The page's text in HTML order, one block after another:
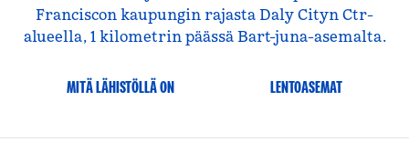
Franciscon kaupungin rajasta Daly Cityn Ctr-
alueella, 1 kilometrin päässä Bart-juna-asemalta.
MITÄ LÄHISTÖLLÄ ON LENTOASEMAT